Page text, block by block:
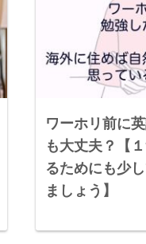
ワーホリ前に
も大丈夫？【
るためにも少
ましょう】